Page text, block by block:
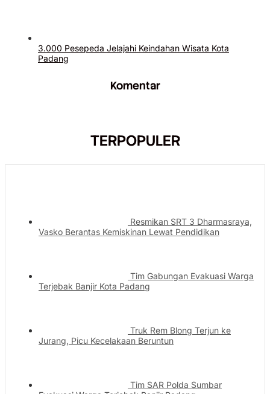
3.000 Pesepeda Jelajahi Keindahan Wisata Kota
Padang
Komentar
TERPOPULER
Resmikan SRT 3 Dharmasraya,
Vasko Berantas Kemiskinan Lewat Pendidikan
Tim Gabungan Evakuasi Warga
Terjebak Banjir Kota Padang
Truk Rem Blong Terjun ke
Jurang, Picu Kecelakaan Beruntun
Tim SAR Polda Sumbar